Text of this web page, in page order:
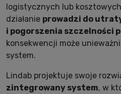
logistycznych lub
działanie prowadzi do
i pogorszenia szczelności
konsekwencji może
system.
Lindab projektuje swoje
zintegrowany system, w